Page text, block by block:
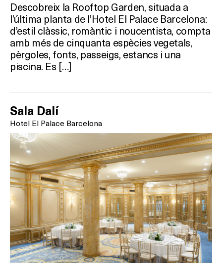
Descobreix la Rooftop Garden, situada a
l’última planta de l’Hotel El Palace Barcelona:
d’estil clàssic, romàntic i noucentista, compta
amb més de cinquanta espècies vegetals,
pèrgoles, fonts, passeigs, estancs i una
piscina. Es […]
Sala Dalí
Hotel El Palace Barcelona